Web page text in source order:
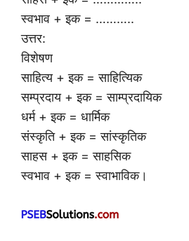
स्वभाव + इक = ………..
उत्तर:
विशेषण
साहित्य + इक = साहित्यिक
सम्प्रदाय + इक = साम्प्रदायिक
धर्म + इक = धार्मिक
संस्कृति + इक = सांस्कृतिक
साहस + इक = साहसिक
स्वभाव + इक = स्वाभाविक।